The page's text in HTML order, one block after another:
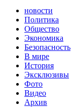
новости
Политика
Общество
Экономика
Безопасность
В мире
История
Эксклюзивы
Фото
Видео
Архив